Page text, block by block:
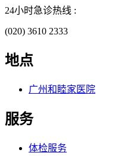
24小时急诊热线 :
(020) 3610 2333
地点
广州和睦家医院
服务
体检服务